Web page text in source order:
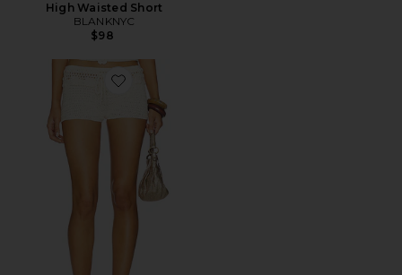
High Waisted Short
BLANKNYC
$98
Favorite Blossom Short